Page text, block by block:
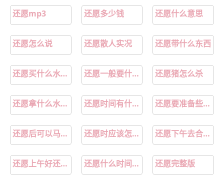
第13章：要求 第14章：恍惚
第15章：聊聊 第16章：方法
第17章：附身 第18章：孤独
第21章：最好的办法 第22章：疑问
第23章：奇怪 第24章：徘徊的灵魂
第25章：叫名字 第26章：提议
还愿mp3 还愿多少钱 还愿什么意思
还愿怎么说 还愿散人实况 还愿带什么东西
还愿买什么水果好 还愿一般要什么时候去 还愿猪怎么杀
还愿拿什么水果最好 还愿时间有什么讲究 还愿要准备些什么
还愿后可以马上许愿吗 还愿时应该怎么和菩萨讲 还愿下午去合适不
还愿上午好还是下午好 还愿什么时间合适 还愿完整版